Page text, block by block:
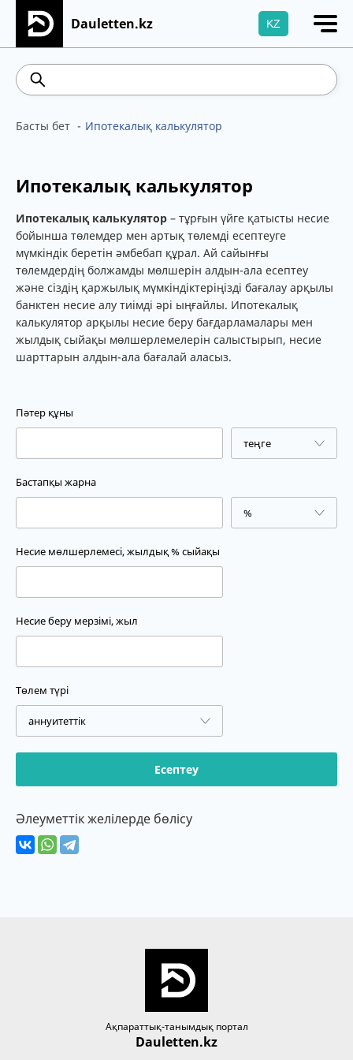
Dauletten.kz KZ
Сіздің өтінішіңіз сәтті жіберілді, Рақмет!
Басты бет Ипотекалық калькулятор
Ипотекалық калькулятор
Ипотекалық калькулятор – тұрғын үйге қатысты несие
бойынша төлемдер мен артық төлемді есептеуге
мүмкіндік беретін әмбебап құрал. Ай сайынғы
төлемдердің болжамды мөлшерін алдын-ала есептеу
және сіздің қаржылық мүмкіндіктеріңізді бағалау арқылы
банктен несие алу тиімді әрі ыңғайлы. Ипотекалық
калькулятор арқылы несие беру бағдарламалары мен
жылдық сыйақы мөлшерлемелерін салыстырып, несие
шарттарын алдын-ала бағалай аласыз.
Пәтер құны
Бастапқы жарна
Несие мөлшерлемесі, жылдық % сыйақы
Несие беру мерзімі, жыл
Төлем түрі
Есептеу
Әлеуметтік желілерде бөлісу
Ақпараттық-танымдық портал
Dauletten.kz